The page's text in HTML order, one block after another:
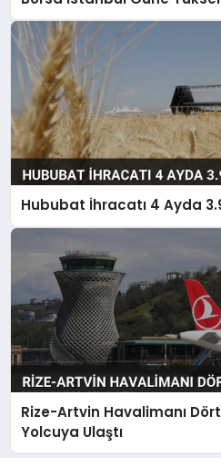
Hububat İhracatı 4 Ayda
Rize-Artvin Havalimanı
Yolcuya Ulaştı